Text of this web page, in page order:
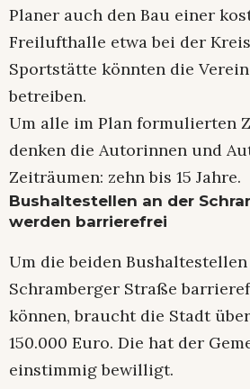
Planer auch den Bau einer
Freilufthalle etwa bei der
Sportstätte könnten die
betreiben.
Um alle im Plan formulierten
denken die Autorinnen und
Zeiträumen: zehn bis 15 Jahre.
Bushaltestellen an der
werden barrierefrei
Um die beiden
Schramberger Straße
können, braucht die Stadt
150.000 Euro. Die hat der
einstimmig bewilligt.